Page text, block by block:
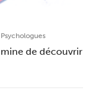
de découvrir